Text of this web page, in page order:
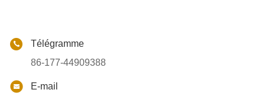
Télégramme
86-177-44909388
E-mail